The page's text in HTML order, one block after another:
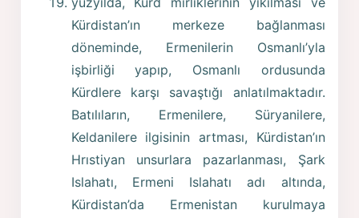
Kürdistan’ın merkeze bağlanması
döneminde, Ermenilerin Osmanlı’yla
işbirliği yapıp, Osmanlı ordusunda
Kürdlere karşı savaştığı anlatılmaktadır.
Batılıların, Ermenilere, Süryanilere,
Keldanilere ilgisinin artması, Kürdistan’ın
Hrıstiyan unsurlara pazarlanması, Şark
Islahatı, Ermeni Islahatı adı altında,
Kürdistan’da Ermenistan kurulmaya